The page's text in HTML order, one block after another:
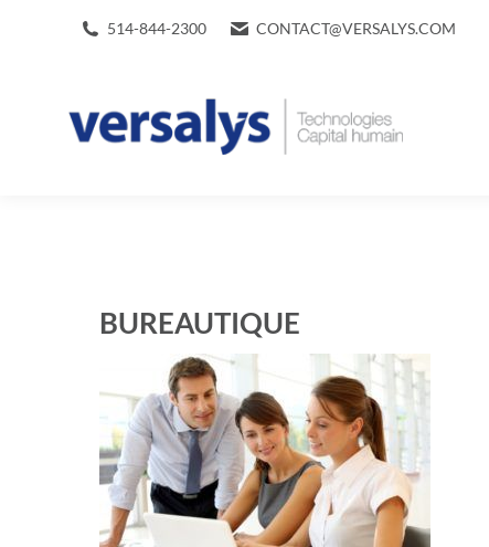
514-844-2300 CONTACT@VERSALYS.COM
BUREAUTIQUE